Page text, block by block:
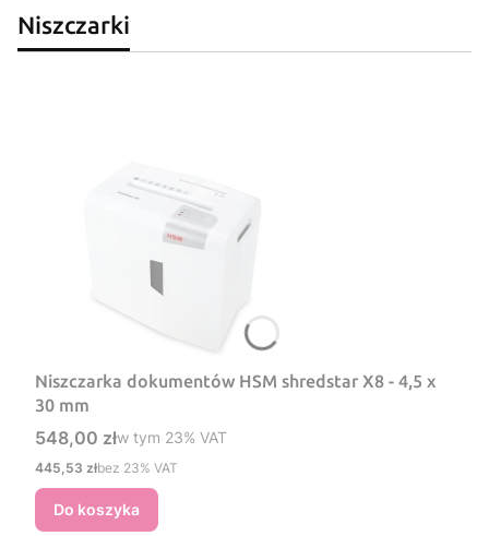
Niszczarki
Niszczarka dokumentów HSM shredstar X8 - 4,5 x
30 mm
Cena brutto
548,00 złw tym %s VAT
w tym 23% VAT
Cena netto
445,53 złbez 23% VAT
Do koszyka